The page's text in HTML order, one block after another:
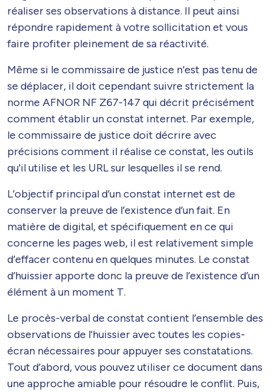
réaliser ses observations à distance. Il peut ainsi
répondre rapidement à votre sollicitation et vous
faire profiter pleinement de sa réactivité.
Même si le commissaire de justice n’est pas tenu de
se déplacer, il doit cependant suivre strictement la
norme AFNOR NF Z67-147 qui décrit précisément
comment établir un constat internet. Par exemple,
le commissaire de justice doit décrire avec
précisions comment il réalise ce constat, les outils
qu'il utilise et les URL sur lesquelles il se rend.
L’objectif principal d’un constat internet est de
conserver la preuve de l’existence d’un fait. En
matière de digital, et spécifiquement en ce qui
concerne les pages web, il est relativement simple
d’effacer contenu en quelques minutes. Le constat
d’huissier apporte donc la preuve de l’existence d’un
élément à un moment T.
Le procès-verbal de constat contient l’ensemble des
observations de l'huissier avec toutes les copies-
écran nécessaires pour appuyer ses constatations.
Tout d’abord, vous pouvez utiliser ce document dans
une approche amiable pour résoudre le conflit. Puis,